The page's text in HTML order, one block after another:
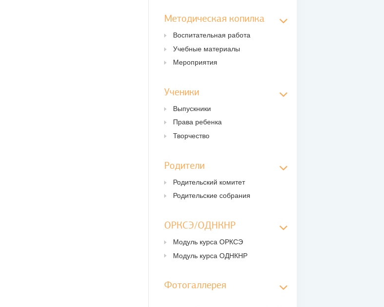
Методическая копилка
Воспитательная работа
Учебные материалы
Мероприятия
Ученики
Выпускники
Права ребенка
Творчество
Родители
Родительский комитет
Родительские собрания
ОРКСЭ/ОДНКНР
Модуль курса ОРКСЭ
Модуль курса ОДНКНР
Фотогаллерея